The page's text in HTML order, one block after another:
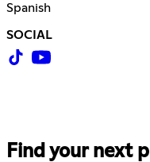
Spanish
SOCIAL
Find your next